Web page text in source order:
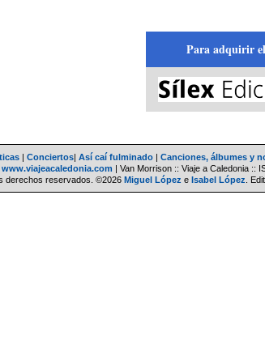
Para adquirir
| Conciertos| Así caí fulminado | Canciones, álbumes y
www.viajeacaledonia.com | Van Morrison :: Viaje a Caledonia ::
derechos reservados. ©2026 Miguel López e Isabel López .